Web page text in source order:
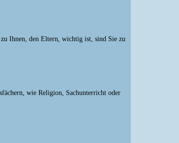
Ihnen, den Eltern, wichtig ist, sind Sie zu
wie Religion, Sachunterricht oder